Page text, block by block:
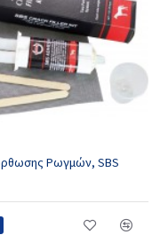
Ρωγμών, SBS